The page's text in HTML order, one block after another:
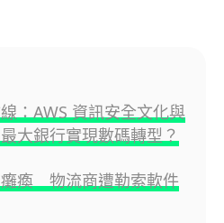
：AWS 資訊安全文化與
大銀行實現數碼轉型？
瘓 物流商遭勒索軟件